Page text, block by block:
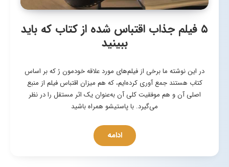
۵ فیلم جذاب اقتباس شده از کتاب که باید
ببینید
در این نوشته ما برخی از فیلم‌های مورد علاقه خودمون رُ که بر اساس
کتاب هستند جمع آوری کرده‌ایم، که هم میزان اقتباس فیلم از منبع
اصلی آن و هم موفقیت کلی آن به‌عنوان یک اثر مستقل را در نظر
می‌گیرد. با پاستیشو همراه باشید
ادامه